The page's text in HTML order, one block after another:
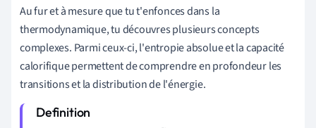
Au fur et à mesure que tu t'enfonces dans la
thermodynamique, tu découvres plusieurs concepts
complexes. Parmi ceux-ci, l'entropie absolue et la capacité
calorifique permettent de comprendre en profondeur les
transitions et la distribution de l'énergie.